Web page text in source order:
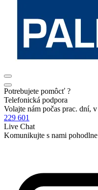
Potrebujete pomôcť ?
Telefonická podpora
Volajte nám počas prac. dní,
229 601
Live Chat
Komunikujte s nami